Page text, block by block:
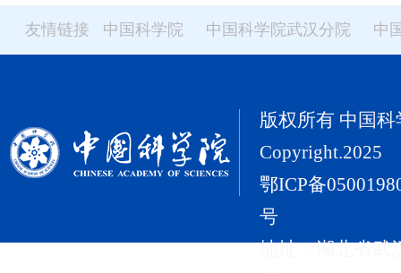
友情链接 中国科学院 中国科学院武汉分院 中
版权所有 中国
Copyright.2025
鄂ICP备
号
地址：湖北省